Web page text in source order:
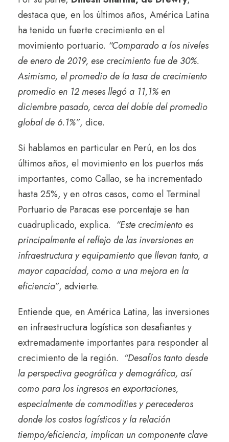
destaca que, en los últimos años, América Latina
ha tenido un fuerte crecimiento en el
movimiento portuario. “Comparado a los niveles
de enero de 2019, ese crecimiento fue de 30%.
Asimismo, el promedio de la tasa de crecimiento
promedio en 12 meses llegó a 11,1% en
diciembre pasado, cerca del doble del promedio
global de 6.1%”, dice.
Si hablamos en particular en Perú, en los dos
últimos años, el movimiento en los puertos más
importantes, como Callao, se ha incrementado
hasta 25%, y en otros casos, como el Terminal
Portuario de Paracas ese porcentaje se han
cuadruplicado, explica. “Este crecimiento es
principalmente el reflejo de las inversiones en
infraestructura y equipamiento que llevan tanto, a
mayor capacidad, como a una mejora en la
eficiencia”, advierte.
Entiende que, en América Latina, las inversiones
en infraestructura logística son desafiantes y
extremadamente importantes para responder al
crecimiento de la región. “Desafíos tanto desde
la perspectiva geográfica y demográfica, así
como para los ingresos en exportaciones,
especialmente de commodities y perecederos
donde los costos logísticos y la relación
tiempo/eficiencia, implican un componente clave